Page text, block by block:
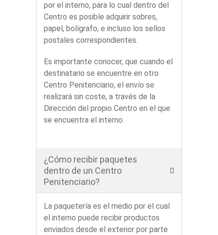
por el interno, para lo cual dentro del
Centro es posible adquirir sobres,
papel, bolígrafo, e incluso los sellos
postales correspondientes.
Es importante conocer, que cuando el
destinatario se encuentre en otro
Centro Penitenciario, el envío se
realizará sin coste, a través de la
Dirección del propio Centro en el que
se encuentra el interno.
¿Cómo recibir paquetes
dentro de un Centro
Penitenciario?
La paquetería es el medio por el cual
el interno puede recibir productos
enviados desde el exterior por parte